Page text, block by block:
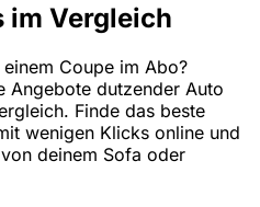
im Vergleich
Coupe im Abo?
Angebote dutzender Auto
Finde das beste
wenigen Klicks online und
deinem Sofa oder